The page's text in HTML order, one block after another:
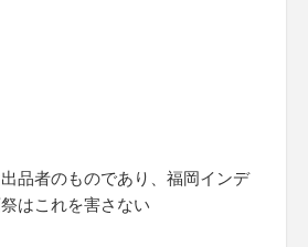
品者のものであり、福岡インデ
はこれを害さない